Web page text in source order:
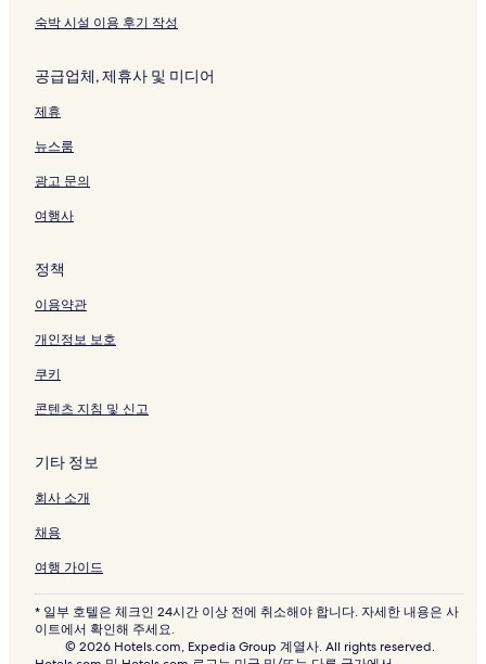
숙박 시설 이용 후기 작성
공급업체, 제휴사 및 미디어
제휴
뉴스룸
광고 문의
여행사
정책
이용약관
개인정보 보호
쿠키
콘텐츠 지침 및 신고
기타 정보
회사 소개
채용
여행 가이드
* 일부 호텔은 체크인 24시간 이상 전에 취소해야 합니다. 자세한 내용은 사
이트에서 확인해 주세요.
© 2026 Hotels.com, Expedia Group 계열사. All rights reserved.